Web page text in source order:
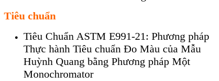
Tiêu chuẩn
Tiêu Chuẩn ASTM E991-21: Phương pháp
Thực hành Tiêu chuẩn Đo Màu của Mẫu
Huỳnh Quang bằng Phương pháp Một
Monochromator